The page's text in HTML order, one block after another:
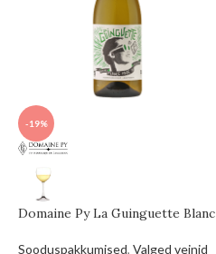
-19%
Domaine Py La Guinguette Blanc
Sooduspakkumised, Valged veinid